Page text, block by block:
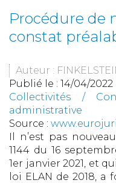
Procédure de
constat
Auteur :
Publié le : 14/04/2022
Collectivités /
administrative
Source :
Il n’est pas
1144 du 16
1er janvier 2021, et
loi ELAN de 2018,